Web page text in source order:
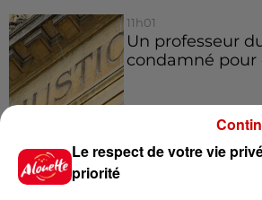
11h01
Un professeur
condamné pour
Duralex : trois
Le respect de votre vie
priorité